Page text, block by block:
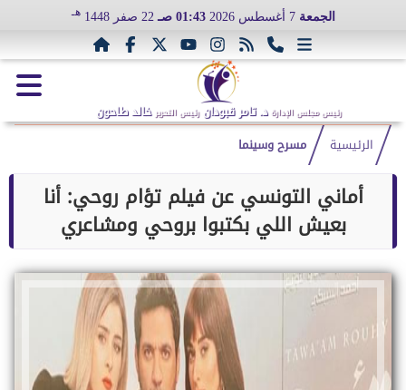
الجمعة 7 أغسطس 2026 01:43 صـ 22 صفر 1448 هـ
رئيس مجلس الإدارة د. تامر قبودان رئيس التحرير خالد طاحون
الرئيسية مسرح وسينما
أماني التونسي عن فيلم تؤام روحي: أنا
بعيش اللي بكتبوا بروحي ومشاعري